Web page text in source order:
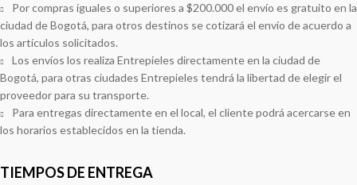
Por compras iguales o superiores a $200.000 el envío es gratuito en la
ciudad de Bogotá, para otros destinos se cotizará el envío de acuerdo a
los artículos solicitados.
Los envíos los realiza Entrepieles directamente en la ciudad de
Bogotá, para otras ciudades Entrepieles tendrá la libertad de elegir el
proveedor para su transporte.
Para entregas directamente en el local, el cliente podrá acercarse en
los horarios establecidos en la tienda.
TIEMPOS DE ENTREGA